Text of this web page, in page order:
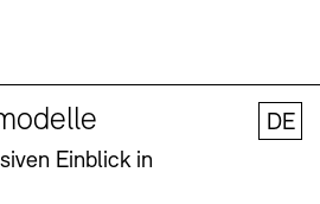
Einblick in
DE